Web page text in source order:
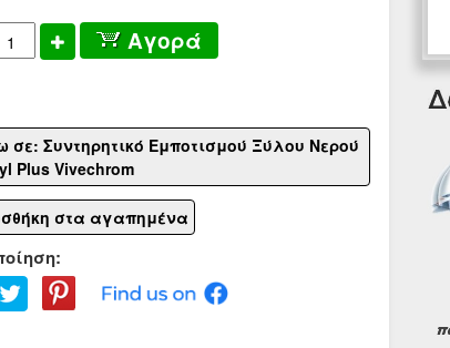
Αγορά
σε: Συντηρητικό Εμποτισμού Ξύλου Νερού
Plus Vivechrom
στα αγαπημένα